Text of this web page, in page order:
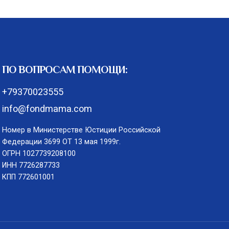
ПО ВОПРОСАМ ПОМОЩИ:
+79370023555
info@fondmama.com
Номер в Министерстве Юстиции Российской
Федерации 3699 ОТ 13 мая 1999г.
ОГРН 1027739208100
ИНН 7726287733
КПП 772601001